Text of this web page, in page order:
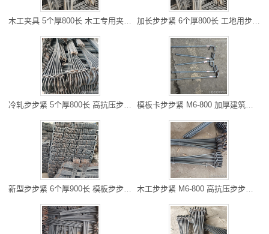
木工夹具 5个厚800长 木工专用夹具 生产厂家 一次卡紧 加长步步紧 6个厚800长 工地用步步紧 专线物流快速便捷 库存充足
冷轧步步紧 5个厚800长 高抗压步步紧 源头厂家 加紧器 模板卡步步紧 M6-800 加厚建筑用步步紧 丝杆批发商 一次卡紧批发
新型步步紧 6个厚900长 模板步步紧拉紧器 步步紧拉紧器厂家 6个 木工步步紧 M6-800 高抗压步步紧 厂家直供步步紧 螺杆批发